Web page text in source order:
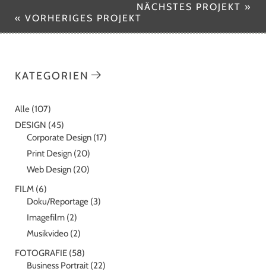
NÄCHSTES PROJEKT »
« VORHERIGES PROJEKT
KATEGORIEN
Alle (107)
DESIGN (45)
Corporate Design (17)
Print Design (20)
Web Design (20)
FILM (6)
Doku/Reportage (3)
Imagefilm (2)
Musikvideo (2)
FOTOGRAFIE (58)
Business Portrait (22)